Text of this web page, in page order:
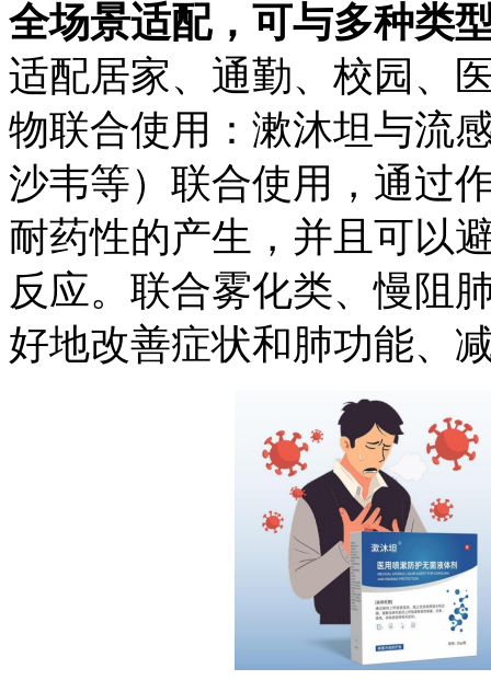
全场景适配，可与多种类
适配居家、通勤、校园 、
物联合使用：漱沐坦与流
沙韦等）联合使用，通过
耐药性的产生，并且可以
反应。联合雾化类、慢阻
好地改善症状和肺功能、